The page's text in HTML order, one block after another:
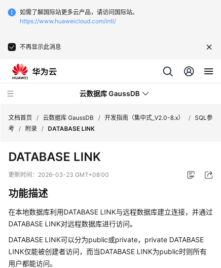
如需了解国际站更多云产品，请访问国际站。
https://www.huaweicloud.com/intl/
不再显示此消息
云数据库 GaussDB
新
动
务
公
告
产
文档首页 / 云数据库 GaussDB / 开发指南（集中式_V2.0-8.x） / SQL参
考 / 附录 / DATABASE LINK
DATABASE LINK
更新时间： 2026-03-23 GMT+08:00
功能描述
在本地数据库利用DATABASE LINK与远程数据库建立连接，并通过
DATABASE LINK对远程数据库进行访问。
DATABASE LINK可以分为public或private，private DATABASE
LINK仅能被创建者访问，而当DATABASE LINK为public时则所有
用户都能访问。